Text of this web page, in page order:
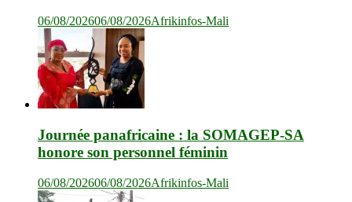
06/08/202606/08/2026Afrikinfos-Mali
Journée panafricaine : la SOMAGEP-SA
honore son personnel féminin
06/08/202606/08/2026Afrikinfos-Mali